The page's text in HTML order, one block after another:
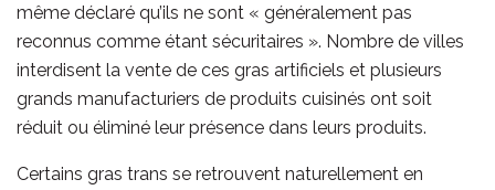
même déclaré qu’ils ne sont « généralement pas
reconnus comme étant sécuritaires ». Nombre de villes
interdisent la vente de ces gras artificiels et plusieurs
grands manufacturiers de produits cuisinés ont soit
réduit ou éliminé leur présence dans leurs produits.
Certains gras trans se retrouvent naturellement en